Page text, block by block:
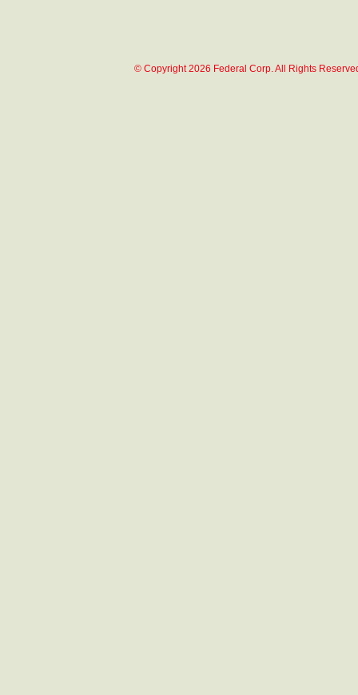
© Copyright 2026 Federal Corp. All Rights